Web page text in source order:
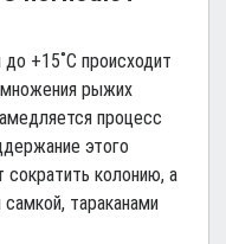
+15˚С происходит
рыжих
процесс
этого
сократить колонию, а
тараканами